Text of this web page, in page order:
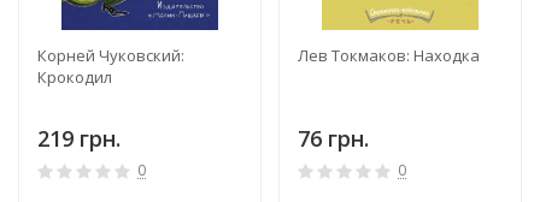
Корней Чуковский:
Крокодил
219 грн.
0
Лев Токмаков: Находка
76 грн.
0